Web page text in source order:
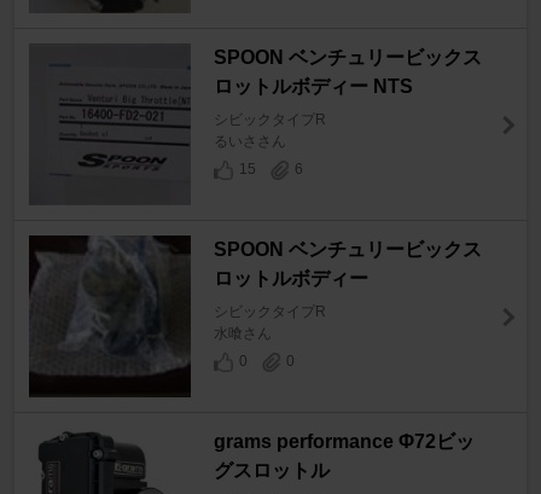
SPOON ベンチュリービックス
ロットルボディー NTS
シビックタイプR
るいささん
15
6
SPOON ベンチュリービックス
ロットルボディー
シビックタイプR
水喰さん
0
0
grams performance Φ72ビッ
グスロットル